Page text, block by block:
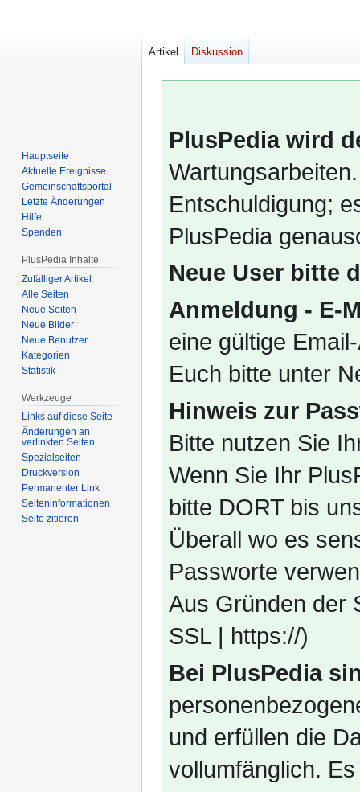
PlusPedia wird
Entschuldigung;
PlusPedia
Neue User bitte
Anmeldung - E-
eine gültige
Euch bitte unter
Hinweis zur
Bitte nutzen Sie
Wenn Sie Ihr
bitte DORT bis
Überall wo es
Passworte
Aus Gründen der
SSL | https://)
Bei PlusPedia
und erfüllen die
vollumfänglich.
Artikel Diskussion
Hauptseite
Aktuelle Ereignisse
Gemeinschafts­portal
Letzte Änderungen
Hilfe
Spenden
PlusPedia Inhalte
Zufälliger Artikel
Alle Seiten
Neue Seiten
Neue Bilder
Neue Benutzer
Kategorien
Statistik
Werkzeuge
Links auf diese Seite
Änderungen an
verlinkten Seiten
Spezialseiten
Druckversion
Permanenter Link
Seiten­­informationen
Seite zitieren